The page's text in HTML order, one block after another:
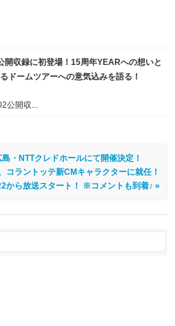
開収録に初登場！15周年YEARへの想いと
ドームツアーへの意気込みを語る！
公開収...
・NTTクレドホールにて開催決定！
コラントッテ新CMキャラクターに就任！
から放送スタート！ ※コメントも到着♪ »